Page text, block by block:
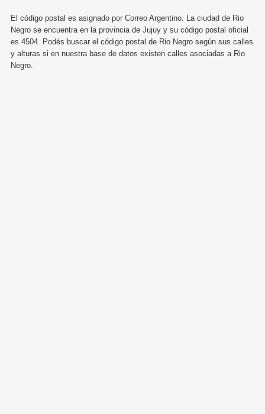
El código postal es asignado por Correo Argentino. La ciudad de Rio
Negro se encuentra en la provincia de Jujuy y su código postal oficial
es 4504. Podés buscar el código postal de Rio Negro según sus calles
y alturas si en nuestra base de datos existen calles asociadas a Rio
Negro.